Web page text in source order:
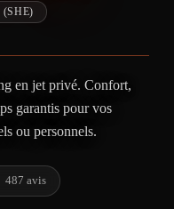
(SHE)
en jet privé. Confort,
garantis pour vos
ou personnels.
487 avis